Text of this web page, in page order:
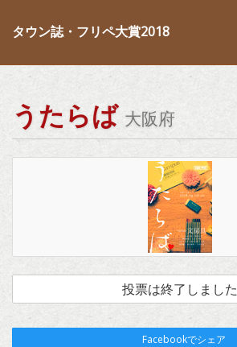
タウン誌・フリペ大賞2018
うたらば 大阪府
投票は終了しました
Facebookでシェア